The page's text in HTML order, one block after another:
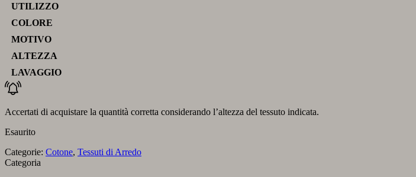
UTILIZZO
COLORE
MOTIVO
ALTEZZA
LAVAGGIO
Accertati di acquistare la quantità corretta considerando l’altezza del tessuto indicata.
Esaurito
Categorie: Cotone, Tessuti di Arredo
Categoria